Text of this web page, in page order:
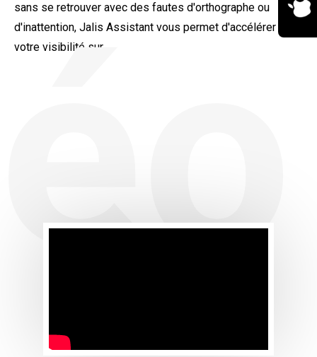
sans se retrouver avec des fautes d'orthographe ou
d'inattention, Jalis Assistant vous permet d'accélérer
votre visibilité sur...